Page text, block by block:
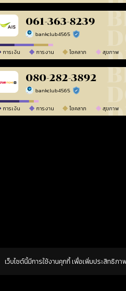
061-363-8239
bankclub4565 ร้านยืนยันแล้ว
การเงิน การงาน โชคลาภ สุขภาพ
080-282-3892
bankclub4565 ร้านยืนยันแล้ว
การเงิน การงาน โชคลาภ สุขภาพ
เว็บไซต์นี้มีการใช้งานคุกกี้ เพื่อเพิ่มประสิทธิภ